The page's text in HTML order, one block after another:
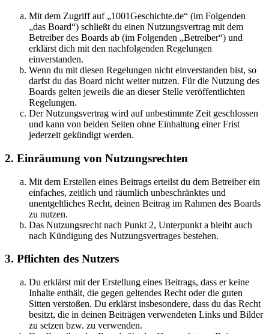
Mit dem Zugriff auf „1001Geschichte.de“ (im Folgenden
„das Board“) schließt du einen Nutzungsvertrag mit dem
Betreiber des Boards ab (im Folgenden „Betreiber“) und
erklärst dich mit den nachfolgenden Regelungen
einverstanden.
Wenn du mit diesen Regelungen nicht einverstanden bist, so
darfst du das Board nicht weiter nutzen. Für die Nutzung des
Boards gelten jeweils die an dieser Stelle veröffentlichten
Regelungen.
Der Nutzungsvertrag wird auf unbestimmte Zeit geschlossen
und kann von beiden Seiten ohne Einhaltung einer Frist
jederzeit gekündigt werden.
2. Einräumung von Nutzungsrechten
Mit dem Erstellen eines Beitrags erteilst du dem Betreiber ein
einfaches, zeitlich und räumlich unbeschränktes und
unentgeltliches Recht, deinen Beitrag im Rahmen des Boards
zu nutzen.
Das Nutzungsrecht nach Punkt 2, Unterpunkt a bleibt auch
nach Kündigung des Nutzungsvertrages bestehen.
3. Pflichten des Nutzers
Du erklärst mit der Erstellung eines Beitrags, dass er keine
Inhalte enthält, die gegen geltendes Recht oder die guten
Sitten verstoßen. Du erklärst insbesondere, dass du das Recht
besitzt, die in deinen Beiträgen verwendeten Links und Bilder
zu setzen bzw. zu verwenden.